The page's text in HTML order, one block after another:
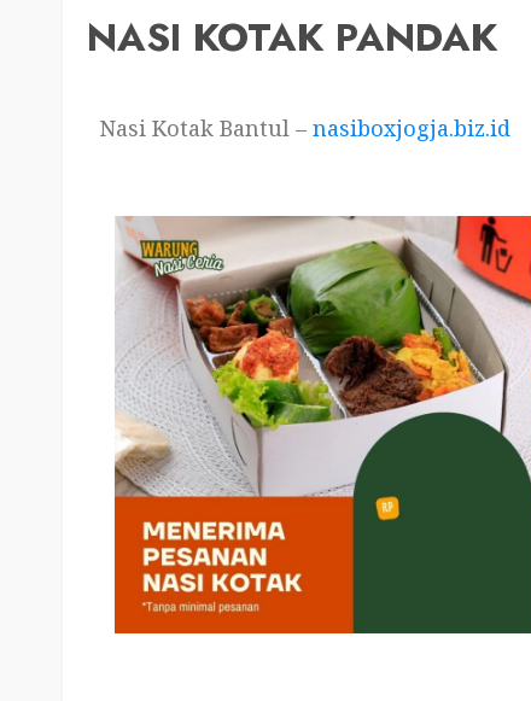
NASI KOTAK PANDAK
Nasi Kotak Bantul – nasiboxjogja.biz.id